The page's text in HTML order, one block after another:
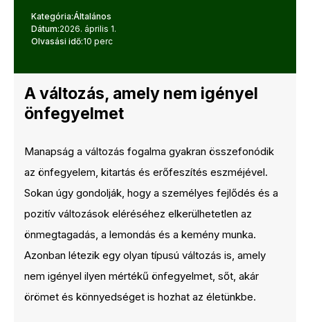
Kategória:Általános
Dátum:2026. április 1.
Olvasási idő:10 perc
A változás, amely nem igényel
önfegyelmet
Manapság a változás fogalma gyakran összefonódik
az önfegyelem, kitartás és erőfeszítés eszméjével.
Sokan úgy gondolják, hogy a személyes fejlődés és a
pozitív változások eléréséhez elkerülhetetlen az
önmegtagadás, a lemondás és a kemény munka.
Azonban létezik egy olyan típusú változás is, amely
nem igényel ilyen mértékű önfegyelmet, sőt, akár
örömet és könnyedséget is hozhat az életünkbe.